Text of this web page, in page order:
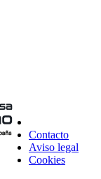
Contacto
Aviso legal
Cookies